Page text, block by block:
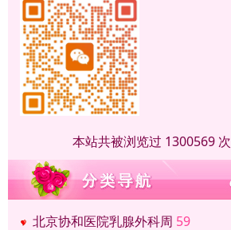
本站共被浏览过 1300569 次
北京协和医院乳腺外科周 59